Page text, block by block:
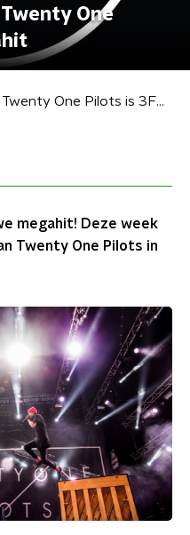
One
'Stressed Out' van Twenty One Pilots is 3FM Megahit
megahit! Deze week
Twenty One Pilots in